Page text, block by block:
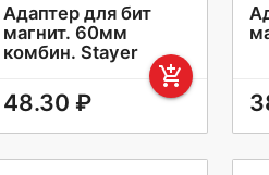
Адаптер для бит
магнит. 60мм
комбин. Stayer
add_shopping_cart
48.30 ₽